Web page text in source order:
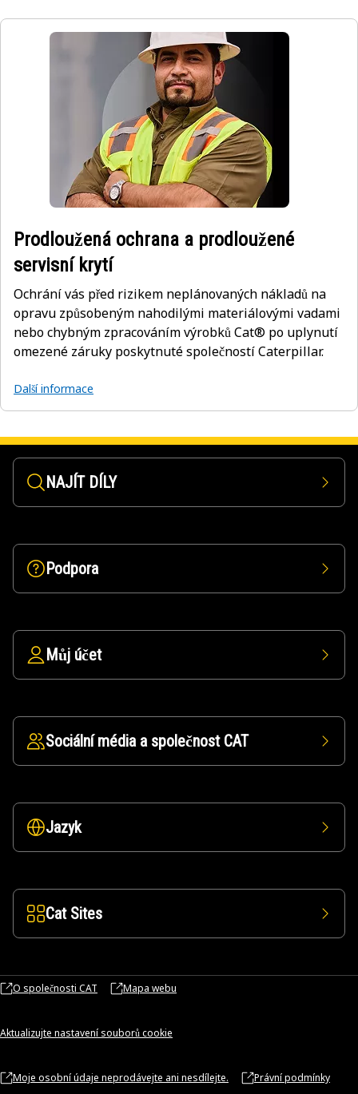
Prodloužená ochrana a prodloužené
servisní krytí
Ochrání vás před rizikem neplánovaných nákladů na
opravu způsobeným nahodilými materiálovými vadami
nebo chybným zpracováním výrobků Cat® po uplynutí
omezené záruky poskytnuté společností Caterpillar.
Další informace
NAJÍT DÍLY
Podpora
Můj účet
Sociální média a společnost CAT
Jazyk
Cat Sites
O společnosti CAT Mapa webu
Aktualizujte nastavení souborů cookie
Moje osobní údaje neprodávejte ani nesdílejte. Právní podmínky